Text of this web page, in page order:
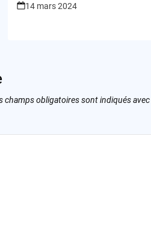
14 mars 2024
champs obligatoires sont indiqués avec